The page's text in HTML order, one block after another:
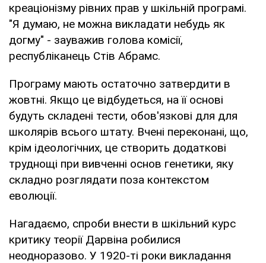
креаціонізму рівних прав у шкільній програмі.
"Я думаю, не можна викладати небудь як
догму" - зауважив голова комісії,
республіканець Стів Абрамс.
Програму мають остаточно затвердити в
жовтні. Якщо це відбудеться, на її основі
будуть складені тести, обов'язкові для для
школярів всього штату. Вчені переконані, що,
крім ідеологічних, це створить додаткові
труднощі при вивченні основ генетики, яку
складно розглядати поза контекстом
еволюції.
Нагадаємо, спроби внести в шкільний курс
критику теорії Дарвіна робилися
неодноразово. У 1920-ті роки викладання